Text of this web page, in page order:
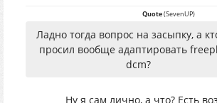
Quote(SevenUP)
Ладно тогда вопрос на засыпку, а
просил вообще адаптировать
dcm?
Ну я сам лично, а что? Есть